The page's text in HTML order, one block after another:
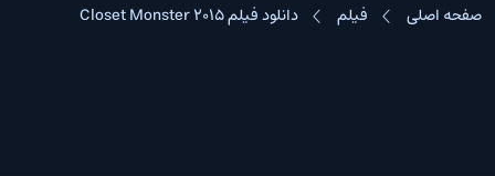
صفحه اصلی فیلم دانلود فیلم Closet Monster 2015